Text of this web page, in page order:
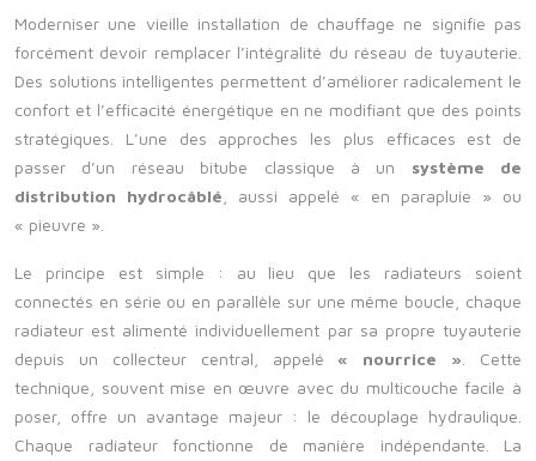
Moderniser une vieille installation de chauffage ne signifie pas
forcément devoir remplacer l’intégralité du réseau de tuyauterie.
Des solutions intelligentes permettent d’améliorer radicalement le
confort et l’efficacité énergétique en ne modifiant que des points
stratégiques. L’une des approches les plus efficaces est de
passer d’un réseau bitube classique à un système de
distribution hydrocâblé , aussi appelé « en parapluie » ou
« pieuvre ».
Le principe est simple : au lieu que les radiateurs soient
connectés en série ou en parallèle sur une même boucle, chaque
radiateur est alimenté individuellement par sa propre tuyauterie
depuis un collecteur central, appelé« nourrice » . Cette
technique, souvent mise en œuvre avec du multicouche facile à
poser, offre un avantage majeur : le découplage hydraulique.
Chaque radiateur fonctionne de manière indépendante. La